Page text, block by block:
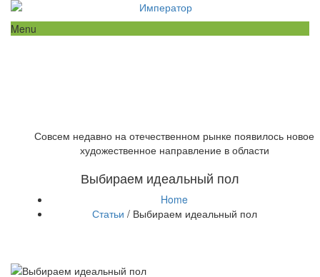
Menu
Совсем недавно на отечественном рынке появилось новое
художественное направление в области
Выбираем идеальный пол
Home
Статьи / Выбираем идеальный пол